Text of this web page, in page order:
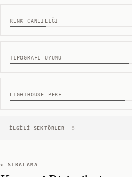
RENK CANLILIĞI
TIPOGRAFI UYUMU
LIGHTHOUSE PERF.
İLGILI SEKTÖRLER 5
★ SIRALAMA